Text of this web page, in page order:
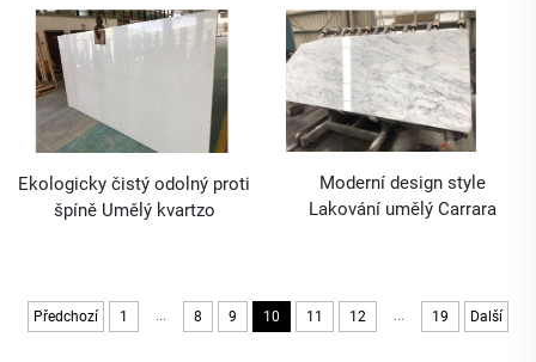
Ekologicky čistý odolný proti
špíně Umělý kvartzo
Moderní design style
Lakování umělý Carrara
Předchozí 1 ... 8 9 10 11 12 ... 19 Další